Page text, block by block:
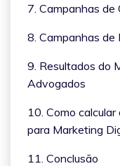
7. Campanhas
8. Campanhas
9. Resultados do
Advogados
10. Como
para Marketing
11. Conclusão